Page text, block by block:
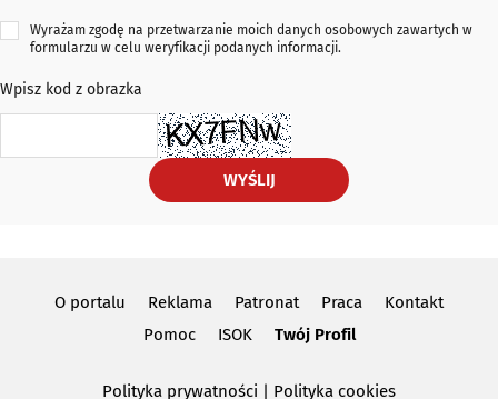
Wyrażam zgodę na przetwarzanie moich danych osobowych zawartych w
formularzu w celu weryfikacji podanych informacji.
Wpisz kod z obrazka
WYŚLIJ
O portalu Reklama Patronat Praca
Kontakt
Pomoc
ISOK Twój Profil
Polityka prywatności | Polityka cookies